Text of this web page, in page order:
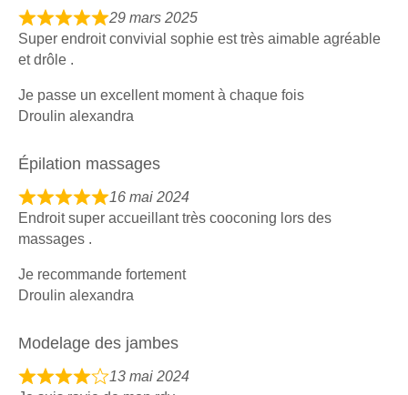
t
o
R
a
t
e
d
0
o
u
t
f
5
29 mars 2025
Super endroit convivial sophie est très aimable agréable
et drôle .
Je passe un excellent moment à chaque fois
Droulin alexandra
Épilation massages
R
a
t
e
d
0
o
16 mai 2024
Endroit super accueillant très cooconing lors des
massages .
Je recommande fortement
Droulin alexandra
Modelage des jambes
R
13 mai 2024